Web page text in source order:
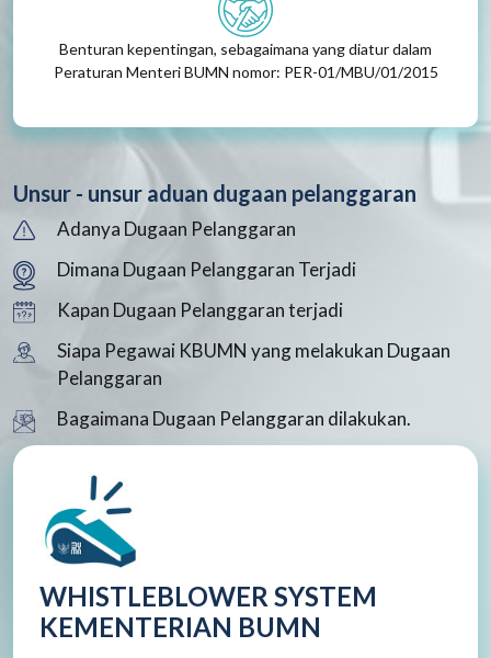
WHISTLEBLOWER SYSTEM
KEMENTERIAN BUMN
Benturan kepentingan, sebagaimana yang diatur dalam
Peraturan Menteri BUMN nomor: PER-01/MBU/01/2015
Unsur - unsur aduan dugaan pelanggaran
Adanya Dugaan Pelanggaran
Dimana Dugaan Pelanggaran Terjadi
Kapan Dugaan Pelanggaran terjadi
Siapa Pegawai KBUMN yang melakukan Dugaan
Pelanggaran
Bagaimana Dugaan Pelanggaran dilakukan.